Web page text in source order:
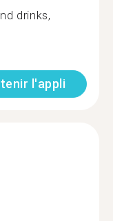
drinks,
l'appli